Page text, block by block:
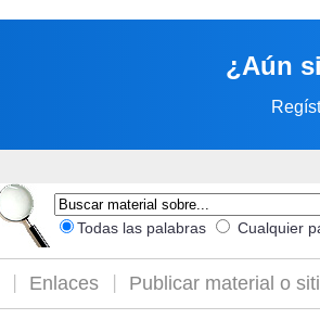
¿Aún
Todas las palabras Cualquier
Enlaces Publicar material o